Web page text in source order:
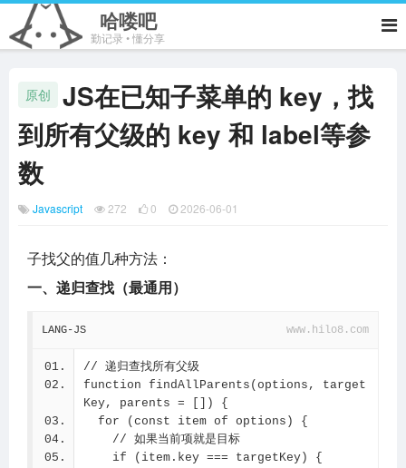
哈喽吧
勤记录 • 懂分享
原创
JS在已知子菜单的 key，找
到所有父级的 key 和 label等参
数
Javascript 272 0 2026-06-01
子找父的值几种方法：
一、递归查找（最通用）
LANG-JS www.hilo8.com
// 递归查找所有父级
function findAllParents(options, target
Key, parents = []) {
  for (const item of options) {
    // 如果当前项就是目标
    if (item.key === targetKey) {